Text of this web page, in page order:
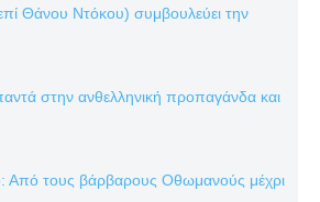
Θάνου Ντόκου) συμβουλεύει την
στην ανθελληνική προπαγάνδα και
Από τους βάρβαρους Οθωμανούς μέχρι